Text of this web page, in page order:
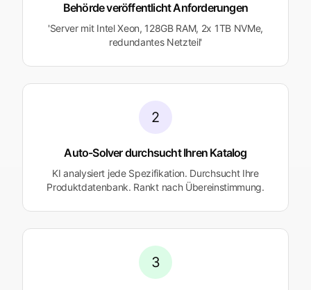
Behörde veröffentlicht Anforderungen
'Server mit Intel Xeon, 128GB RAM, 2x 1TB NVMe,
redundantes Netzteil'
2
Auto-Solver durchsucht Ihren Katalog
KI analysiert jede Spezifikation. Durchsucht Ihre
Produktdatenbank. Rankt nach Übereinstimmung.
3